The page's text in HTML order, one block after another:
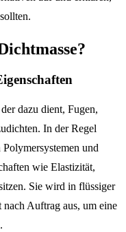
dazu dient, Fugen,
In der Regel
und
wie Elastizität,
Sie wird in flüssiger
nach Auftrag aus, um eine